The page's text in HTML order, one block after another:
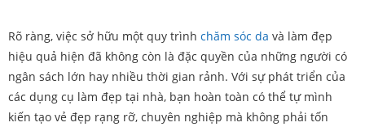
Rõ ràng, việc sở hữu một quy trình chăm sóc da và làm đẹp
hiệu quả hiện đã không còn là đặc quyền của những người có
ngân sách lớn hay nhiều thời gian rảnh. Với sự phát triển của
các dụng cụ làm đẹp tại nhà, bạn hoàn toàn có thể tự mình
kiến tạo vẻ đẹp rạng rỡ, chuyên nghiệp mà không phải tốn